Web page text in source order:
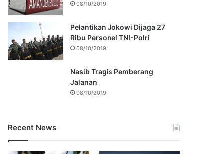
08/10/2019
Pelantikan Jokowi Dijaga 27
Ribu Personel TNI-Polri
08/10/2019
Nasib Tragis Pemberang
Jalanan
08/10/2019
Recent News